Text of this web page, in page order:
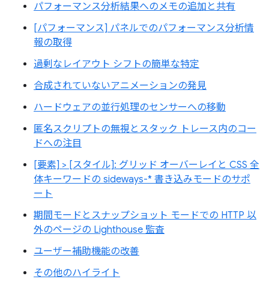
パフォーマンス分析結果へのメモの追加と共有
[パフォーマンス] パネルでのパフォーマンス分析情
報の取得
過剰なレイアウト シフトの簡単な特定
合成されていないアニメーションの発見
ハードウェアの並行処理のセンサーへの移動
匿名スクリプトの無視とスタック トレース内のコー
ドへの注目
[要素] > [スタイル]: グリッド オーバーレイと CSS 全
体キーワードの sideways-* 書き込みモードのサポ
ート
期間モードとスナップショット モードでの HTTP 以
外のページの Lighthouse 監査
ユーザー補助機能の改善
その他のハイライト